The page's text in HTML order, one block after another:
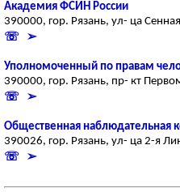
Академия ФСИН России
390000, гор. Рязань, ул- ца
☏ ➢
Уполномоченный по правам
390000, гор. Рязань, пр- кт
☏ ➢
Общественная наблюдательная
390026, гор. Рязань, ул- ца 2-я
☏ ➢